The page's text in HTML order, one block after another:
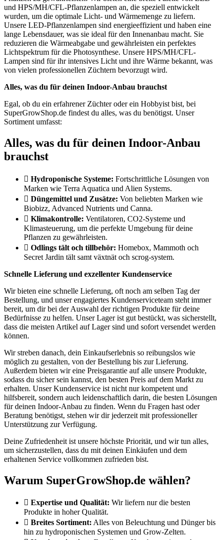
und HPS/MH/CFL-Pflanzenlampen an, die speziell entwickelt
wurden, um die optimale Licht- und Wärmemenge zu liefern.
Unsere LED-Pflanzenlampen sind energieeffizient und haben eine
lange Lebensdauer, was sie ideal für den Innenanbau macht. Sie
reduzieren die Wärmeabgabe und gewährleisten ein perfektes
Lichtspektrum für die Photosynthese. Unsere HPS/MH/CFL-
Lampen sind für ihr intensives Licht und ihre Wärme bekannt, was
von vielen professionellen Züchtern bevorzugt wird.
Alles, was du für deinen Indoor-Anbau brauchst
Egal, ob du ein erfahrener Züchter oder ein Hobbyist bist, bei
SuperGrowShop.de findest du alles, was du benötigst. Unser
Sortiment umfasst:
Alles, was du für deinen Indoor-Anbau
brauchst
Hydroponische Systeme: Fortschrittliche Lösungen von
Marken wie Terra Aquatica und Alien Systems.
Düngemittel und Zusätze: Von beliebten Marken wie
Biobizz, Advanced Nutrients und Canna.
Klimakontrolle: Ventilatoren, CO2-Systeme und
Klimasteuerung, um die perfekte Umgebung für deine
Pflanzen zu gewährleisten.
Odlings tält och tillbehör: Homebox, Mammoth och
Secret Jardin tält samt växtnät och scrog-system.
Schnelle Lieferung und exzellenter Kundenservice
Wir bieten eine schnelle Lieferung, oft noch am selben Tag der
Bestellung, und unser engagiertes Kundenserviceteam steht immer
bereit, um dir bei der Auswahl der richtigen Produkte für deine
Bedürfnisse zu helfen. Unser Lager ist gut bestückt, was sicherstellt,
dass die meisten Artikel auf Lager sind und sofort versendet werden
können.
Wir streben danach, dein Einkaufserlebnis so reibungslos wie
möglich zu gestalten, von der Bestellung bis zur Lieferung.
Außerdem bieten wir eine Preisgarantie auf alle unsere Produkte,
sodass du sicher sein kannst, den besten Preis auf dem Markt zu
erhalten. Unser Kundenservice ist nicht nur kompetent und
hilfsbereit, sondern auch leidenschaftlich darin, die besten Lösungen
für deinen Indoor-Anbau zu finden. Wenn du Fragen hast oder
Beratung benötigst, stehen wir dir jederzeit mit professioneller
Unterstützung zur Verfügung.
Deine Zufriedenheit ist unsere höchste Priorität, und wir tun alles,
um sicherzustellen, dass du mit deinen Einkäufen und dem
erhaltenen Service vollkommen zufrieden bist.
Warum SuperGrowShop.de wählen?
Expertise und Qualität: Wir liefern nur die besten
Produkte in hoher Qualität.
Breites Sortiment: Alles von Beleuchtung und Dünger bis
hin zu hydroponischen Systemen und Grow-Zelten.